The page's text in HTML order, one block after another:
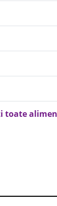
toate